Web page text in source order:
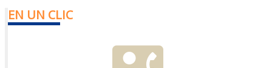
EN UN CLIC